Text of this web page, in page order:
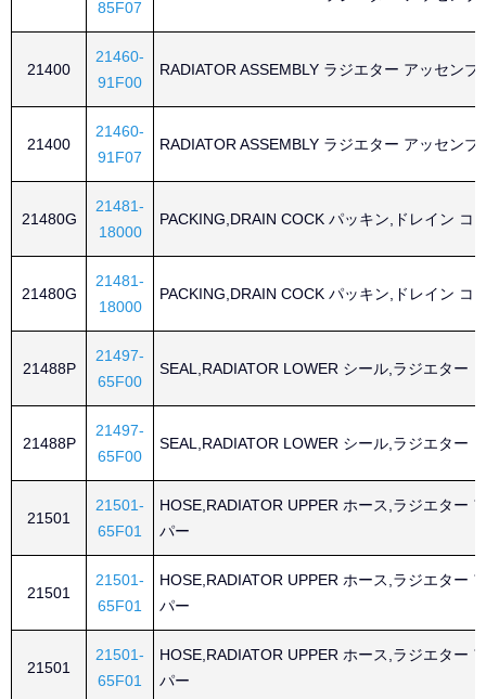
85F07
21400
21460-
91F00
RADIATOR ASSEMBLY ラジエター アッセンブ
21400
21460-
91F07
RADIATOR ASSEMBLY ラジエター アッセンブ
21480G
21481-
18000
PACKING,DRAIN COCK パッキン,ドレイン コ
21480G
21481-
18000
PACKING,DRAIN COCK パッキン,ドレイン コ
21488P
21497-
65F00
SEAL,RADIATOR LOWER シール,ラジエター
21488P
21497-
65F00
SEAL,RADIATOR LOWER シール,ラジエター
21501
21501-
65F01
HOSE,RADIATOR UPPER ホース,ラジエター
パー
21501
21501-
65F01
HOSE,RADIATOR UPPER ホース,ラジエター
パー
21501
21501-
65F01
HOSE,RADIATOR UPPER ホース,ラジエター
パー